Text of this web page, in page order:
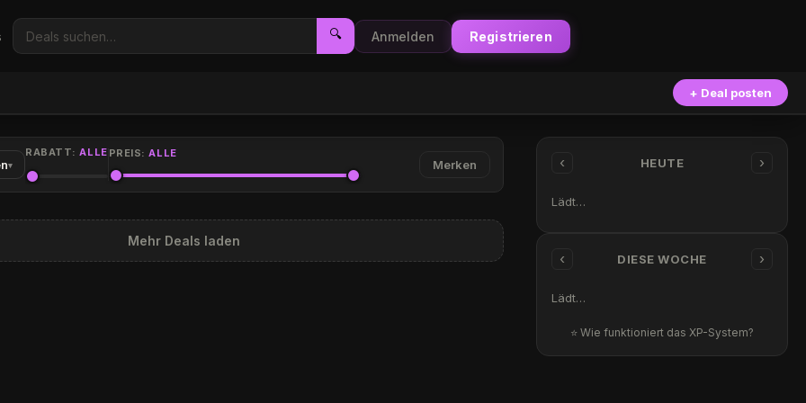
🔍 Anmelden Registrieren
+ Deal posten
▾
RABATT:ALLE PREIS:ALLE
Merken
Mehr Deals laden
‹ HEUTE ›
Lädt…
‹ DIESE WOCHE ›
Lädt…
⭐ Wie funktioniert das XP-System?